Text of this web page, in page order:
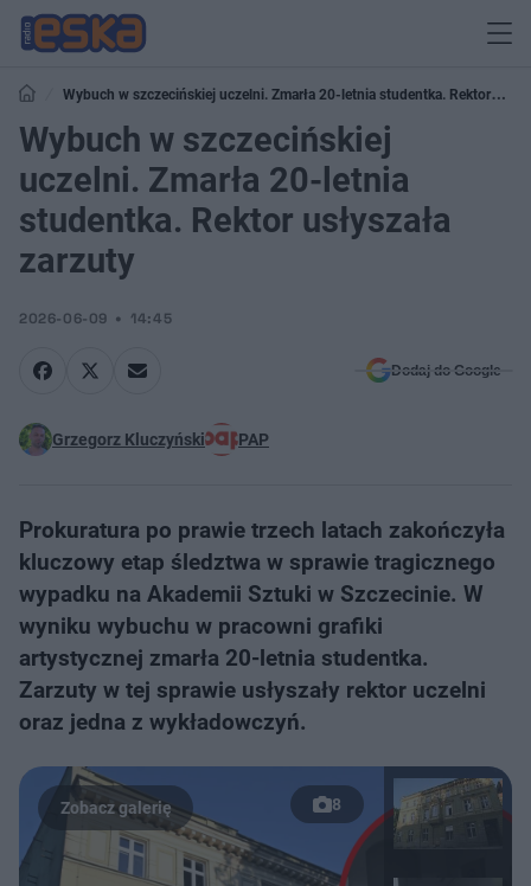
Wybuch w szczecińskiej uczelni. Zmarła 20-letnia studentka. Rektor
usłyszała zarzuty
Wybuch w szczecińskiej
uczelni. Zmarła 20-letnia
studentka. Rektor usłyszała
zarzuty
2026-06-09 14:45
Dodaj do Google
Grzegorz Kluczyński PAP
Prokuratura po prawie trzech latach zakończyła
kluczowy etap śledztwa w sprawie tragicznego
wypadku na Akademii Sztuki w Szczecinie. W
wyniku wybuchu w pracowni grafiki
artystycznej zmarła 20-letnia studentka.
Zarzuty w tej sprawie usłyszały rektor uczelni
oraz jedna z wykładowczyń.
8